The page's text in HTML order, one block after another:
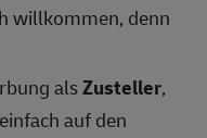
willkommen, denn
alsZusteller,
auf den